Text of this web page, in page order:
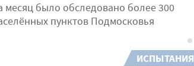
месяц было обследовано более 300
пунктов Подмосковья
ИСПЫТАНИЯ